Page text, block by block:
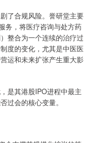
了合规风险。誉研堂主要
务，将医疗咨询与处方药
整合为一个连续的治疗过
度的变化，尤其是中医医
运和未来扩张产生重大影
是其港股IPO进程中最主
过会的核心变量。